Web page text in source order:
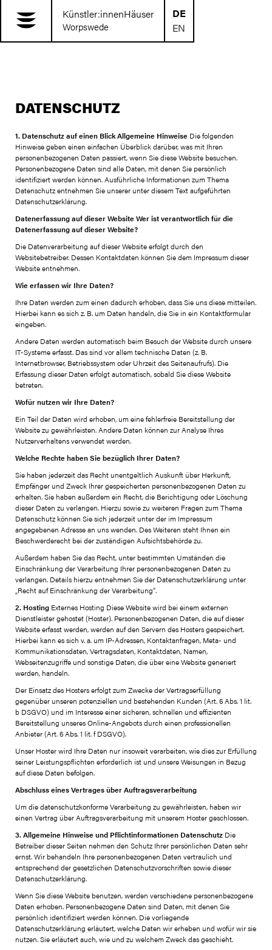
Künstler:innenHäuser
Worpswede
DE
EN
DATENSCHUTZ
1. Datenschutz auf einen BlickAllgemeine Hinweise Die folgenden
Hinweise geben einen einfachen Überblick darüber, was mit Ihren
personenbezogenen Daten passiert, wenn Sie diese Website besuchen.
Personenbezogene Daten sind alle Daten, mit denen Sie persönlich
identifiziert werden können. Ausführliche Informationen zum Thema
Datenschutz entnehmen Sie unserer unter diesem Text aufgeführten
Datenschutzerklärung.
Datenerfassung auf dieser WebsiteWer ist verantwortlich für die
Datenerfassung auf dieser Website?
Die Datenverarbeitung auf dieser Website erfolgt durch den
Websitebetreiber. Dessen Kontaktdaten können Sie dem Impressum dieser
Website entnehmen.
Wie erfassen wir Ihre Daten?
Ihre Daten werden zum einen dadurch erhoben, dass Sie uns diese mitteilen.
Hierbei kann es sich z. B. um Daten handeln, die Sie in ein Kontaktformular
eingeben.
Andere Daten werden automatisch beim Besuch der Website durch unsere
IT-Systeme erfasst. Das sind vor allem technische Daten (z. B.
Internetbrowser, Betriebssystem oder Uhrzeit des Seitenaufrufs). Die
Erfassung dieser Daten erfolgt automatisch, sobald Sie diese Website
betreten.
Wofür nutzen wir Ihre Daten?
Ein Teil der Daten wird erhoben, um eine fehlerfreie Bereitstellung der
Website zu gewährleisten. Andere Daten können zur Analyse Ihres
Nutzerverhaltens verwendet werden.
Welche Rechte haben Sie bezüglich Ihrer Daten?
Sie haben jederzeit das Recht unentgeltlich Auskunft über Herkunft,
Empfänger und Zweck Ihrer gespeicherten personenbezogenen Daten zu
erhalten. Sie haben außerdem ein Recht, die Berichtigung oder Löschung
dieser Daten zu verlangen. Hierzu sowie zu weiteren Fragen zum Thema
Datenschutz können Sie sich jederzeit unter der im Impressum
angegebenen Adresse an uns wenden. Des Weiteren steht Ihnen ein
Beschwerderecht bei der zuständigen Aufsichtsbehörde zu.
Außerdem haben Sie das Recht, unter bestimmten Umständen die
Einschränkung der Verarbeitung Ihrer personenbezogenen Daten zu
verlangen. Details hierzu entnehmen Sie der Datenschutzerklärung unter
„Recht auf Einschränkung der Verarbeitung“.
2. Hosting Externes Hosting Diese Website wird bei einem externen
Dienstleister gehostet (Hoster). Personenbezogenen Daten, die auf dieser
Website erfasst werden, werden auf den Servern des Hosters gespeichert.
Hierbei kann es sich v. a. um IP-Adressen, Kontaktanfragen, Meta- und
Kommunikationsdaten, Vertragsdaten, Kontaktdaten, Namen,
Webseitenzugriffe und sonstige Daten, die über eine Website generiert
werden, handeln.
Der Einsatz des Hosters erfolgt zum Zwecke der Vertragserfüllung
gegenüber unseren potenziellen und bestehenden Kunden (Art. 6 Abs. 1 lit.
b DSGVO) und im Interesse einer sicheren, schnellen und effizienten
Bereitstellung unseres Online-Angebots durch einen professionellen
Anbieter (Art. 6 Abs. 1 lit. f DSGVO).
Unser Hoster wird Ihre Daten nur insoweit verarbeiten, wie dies zur Erfüllung
seiner Leistungspflichten erforderlich ist und unsere Weisungen in Bezug
auf diese Daten befolgen.
Abschluss eines Vertrages über Auftragsverarbeitung
Um die datenschutzkonforme Verarbeitung zu gewährleisten, haben wir
einen Vertrag über Auftragsverarbeitung mit unserem Hoster geschlossen.
3. Allgemeine Hinweise und Pflichtinformationen Datenschutz Die
Betreiber dieser Seiten nehmen den Schutz Ihrer persönlichen Daten sehr
ernst. Wir behandeln Ihre personenbezogenen Daten vertraulich und
entsprechend der gesetzlichen Datenschutzvorschriften sowie dieser
Datenschutzerklärung.
Wenn Sie diese Website benutzen, werden verschiedene personenbezogene
Daten erhoben. Personenbezogene Daten sind Daten, mit denen Sie
persönlich identifiziert werden können. Die vorliegende
Datenschutzerklärung erläutert, welche Daten wir erheben und wofür wir sie
nutzen. Sie erläutert auch, wie und zu welchem Zweck das geschieht.